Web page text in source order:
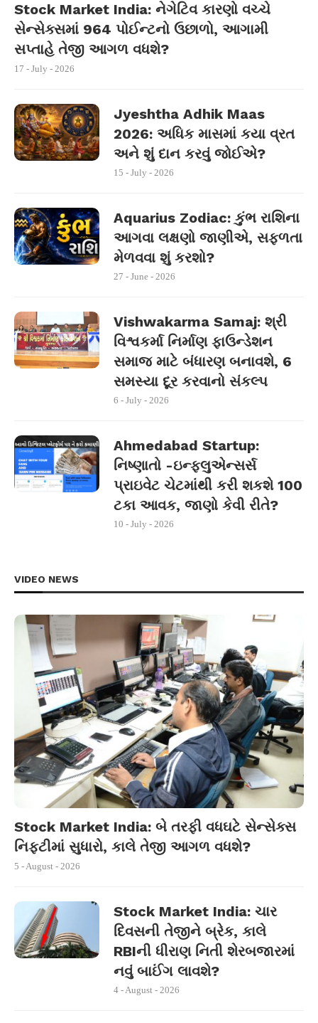
Stock Market India: નેગેટિવ કારણો વચ્ચે
સેન્સેક્સમાં 964 પોઈન્ટનો ઉછાળો, આગામી
સપ્તાહે તેજી આગળ વધશે?
17 - July - 2026
Jyeshtha Adhik Maas
2026: અધિક માસમાં કયા વ્રત
અને શું દાન કરવું જોઈએ?
15 - July - 2026
Aquarius Zodiac: કુંભ રાશિના
આગવા લક્ષણો જાણીએ, સફળતા
મેળવવા શું કરશો?
27 - June - 2026
Vishwakarma Samaj: શ્રી
વિશ્વકર્મા નિર્માણ ફાઉન્ડેશન
સમાજ માટે બંધારણ બનાવશે, 6
સમસ્યા દૂર કરવાનો સંકલ્પ
6 - July - 2026
Ahmedabad Startup:
નિષ્ણાતો -ઇન્ફ્લુએન્સર્સ
પ્રાઇવેટ ચેટમાંથી કરી શકશે 100
ટકા આવક, જાણો કેવી રીતે?
10 - July - 2026
VIDEO NEWS
Stock Market India: બે તરફી વધઘટે સેન્સેક્સ
નિફ્ટીમાં સુધારો, કાલે તેજી આગળ વધશે?
5 - August - 2026
Stock Market India: ચાર
દિવસની તેજીને બ્રેક, કાલે
RBIની ધીરાણ નિતી શેરબજારમાં
નવું બાઈંગ લાવશે?
4 - August - 2026